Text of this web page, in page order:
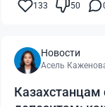
133 50
Новости
Асель
Казахстанцам